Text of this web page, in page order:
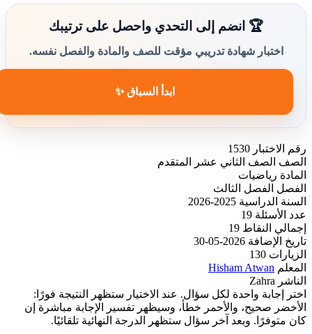
🏆 انضم إلى التحدي واحصل على ترتيبك
اختبار شهادة تدريبي مؤقت للصف والمادة والفصل نفسه.
ابدأ السباق ✨
رقم الاختبار 1530
الصف
الصف الثاني عشر المتقدم
المادة رياضيات
الفصل
الفصل الثالث
السنة الدراسية 2025-2026
عدد الأسئلة 19
إجمالي النقاط 19
تاريخ الإضافة 2026-05-30
الزيارات 130
المعلم Hisham Atwan
الناشر Zahra
اختر إجابة واحدة لكل سؤال. عند الاختيار ستظهر النتيجة فورًا:
الأخضر صحيح، والأحمر خطأ، وسيظهر تفسير الإجابة مباشرة إن
كان متوفرًا. وبعد آخر سؤال ستظهر الدرجة النهائية تلقائيًا.